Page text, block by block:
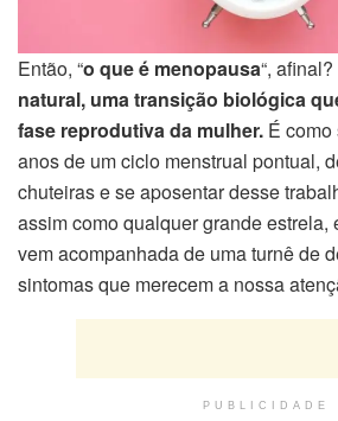
Então, “o que é menopausa“, afinal?
natural, uma transição biológica
fase reprodutiva da mulher. É
anos de um ciclo menstrual pontual,
chuteiras e se aposentar desse
assim como qualquer grande estrela,
vem acompanhada de uma turnê de
sintomas que merecem a nossa
PUBLICIDADE